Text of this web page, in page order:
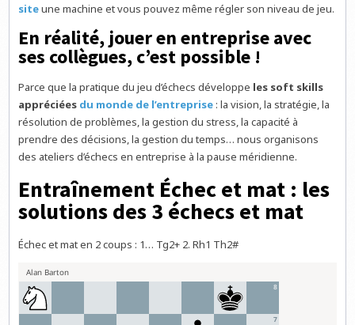
siteune machine et vous pouvez même régler son niveau de jeu.
En réalité, jouer en entreprise avec
ses collègues, c’est possible !
Parce que la pratique du jeu d’échecs développe les soft skills
appréciées du monde de l’entreprise : la vision, la stratégie, la
résolution de problèmes, la gestion du stress, la capacité à
prendre des décisions, la gestion du temps… nous organisons
des ateliers d’échecs en entreprise à la pause méridienne.
Entraînement Échec et mat : les
solutions des 3 échecs et mat
Échec et mat en 2 coups : 1… Tg2+ 2. Rh1 Th2#